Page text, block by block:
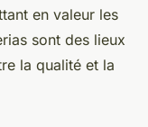
en valeur les
sont des lieux
la qualité et la